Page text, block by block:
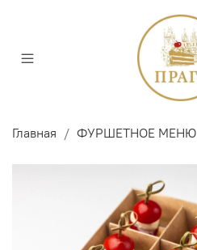
Главная ФУРШЕТНОЕ МЕНЮ